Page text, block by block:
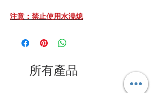
注意：禁止使用水澆熄
所有產品